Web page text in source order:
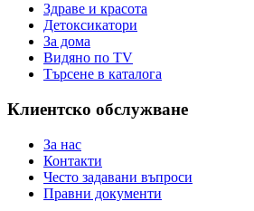
Здраве и красота
Детоксикатори
За дома
Видяно по TV
Търсене в каталога
Клиентско обслужване
За нас
Контакти
Често задавани въпроси
Правни документи